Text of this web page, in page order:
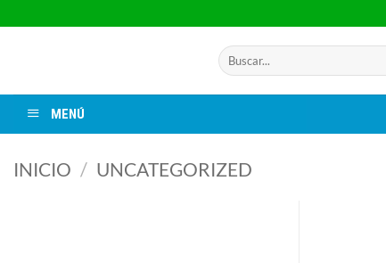
al
Buscar
por:
MENÚ
INICIO / UNCATEGORIZED